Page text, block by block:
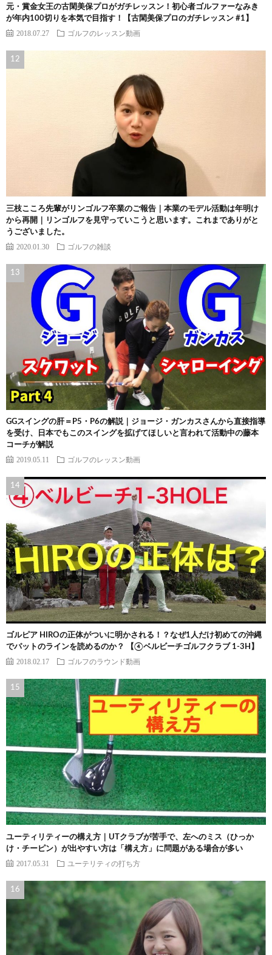
元・賞金女王の古閑美保プロがガチレッスン！初心者ゴルファーなみき
が年内100切りを本気で目指す！【古閑美保プロのガチレッスン #1】
2018.07.27 ゴルフのレッスン動画
三枝こころ先輩がリンゴルフ卒業のご報告｜本業のモデル活動は年明け
から再開｜リンゴルフを見守っていこうと思います。これまでありがと
うございました。
2020.01.30 ゴルフの雑談
GGスイングの肝＝P5・P6の解説｜ジョージ・ガンカスさんから直接指導
を受け、日本でもこのスイングを拡げてほしいと言われて活動中の藤本
コーチが解説
2019.05.11 ゴルフのレッスン動画
ゴルピア HIROの正体がついに明かされる！？なぜ1人だけ初めての沖縄
でパットのラインを読めるのか？ 【④ベルビーチゴルフクラブ 1-3H】
2018.02.17 ゴルフのラウンド動画
ユーティリティーの構え方｜UTクラブが苦手で、左へのミス（ひっか
け・チーピン）が出やすい方は「構え方」に問題がある場合が多い
2017.05.31 ユーテリティの打ち方